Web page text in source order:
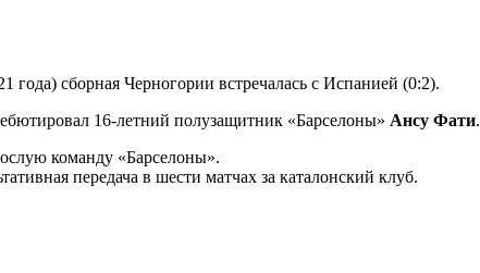
года) сборная Черногории встречалась с Испанией (0:2).
16-летний полузащитник «Барселоны» Ансу Фати.
команду «Барселоны».
передача в шести матчах за каталонский клуб.